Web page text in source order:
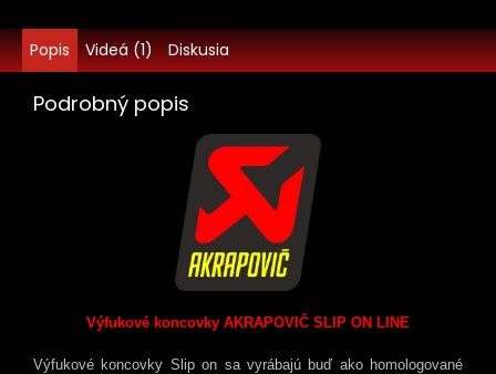
Popis Videá (1) Diskusia
Podrobný popis
Výfukové koncovky AKRAPOVIČ SLIP ON LINE
Výfukové koncovky Slip on sa vyrábajú buď ako homologované